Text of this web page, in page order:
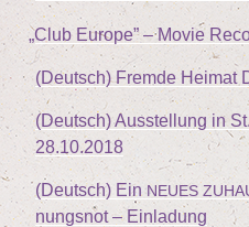
„Club Euro­pe” – Movie
(Deutsch) Frem­de Hei­mat
(Deutsch) Aus­stel­lung in
28.10.2018
(Deutsch) EinNEUES
nungs­not – Einladung